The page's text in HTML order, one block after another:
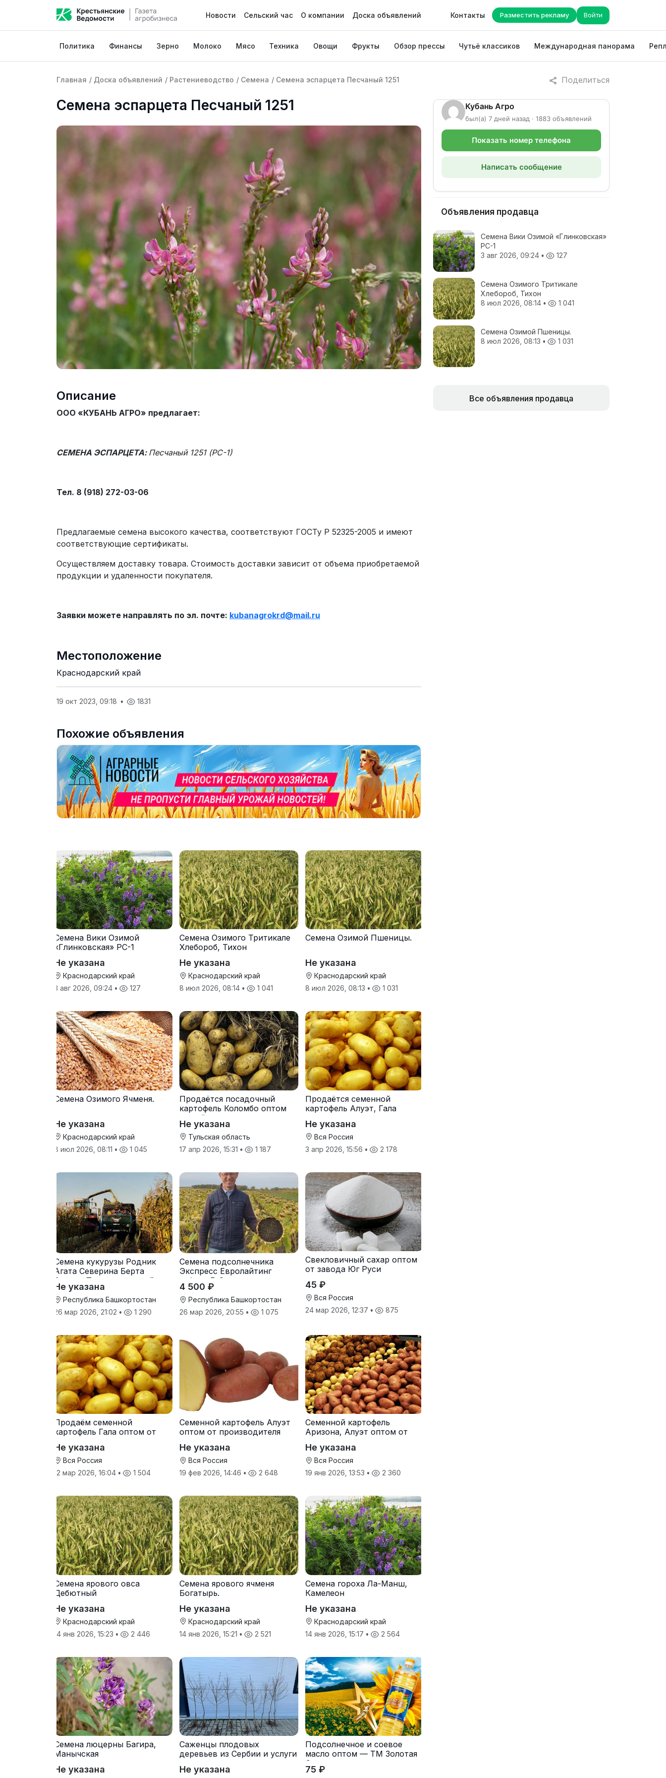
Новости Сельский час О компании Доска объявлений Контакты Разместить рекламу Войти
Политика Финансы Зерно Молоко Мясо Техника Овощи Фрукты Обзор прессы Чутьё классиков Международная панорама
Поделиться
Главная / Доска объявлений / Растениеводство / Семена / Семена эспарцета Песчаный 1251
Семена эспарцета Песчаный 1251
Описание
ООО «КУБАНЬ АГРО» предлагает:
СЕМЕНА ЭСПАРЦЕТА: Песчаный 1251 (РС-1)
Тел. 8 (918) 272-03-06
Предлагаемые семена высокого качества, соответствуют ГОСТу Р 52325-2005 и имеют
соответствующие сертификаты.
Осуществляем доставку товара. Стоимость доставки зависит от объема приобретаемой
продукции и удаленности покупателя.
Заявки можете направлять по эл. почте: kubanagrokrd@mail.ru
Местоположение
Краснодарский край
19 окт 2023, 09:18 • 1831
Похожие объявления
Семена Вики Озимой
«Глинковская» РС-1
Не указана
Краснодарский край
3 авг 2026, 09:24 • 127
Семена Озимого Тритикале
Хлебороб, Тихон
Не указана
Краснодарский край
8 июл 2026, 08:14 • 1 041
Семена Озимой Пшеницы.
Не указана
Краснодарский край
8 июл 2026, 08:13 • 1 031
Семена Озимого Ячменя.
Не указана
Краснодарский край
8 июл 2026, 08:11 • 1 045
Продаётся посадочный
картофель Коломбо оптом
от трёх тонн
Не указана
Тульская область
17 апр 2026, 15:31 • 1 187
Продаётся семенной
картофель Алуэт, Гала
Не указана
Вся Россия
3 апр 2026, 15:56 • 2 178
Семена кукурузы Родник
Агата Северина Берта
Вилора Прохладненский
Дарина Росс Машук
Катерина
Не указана
Республика Башкортостан
26 мар 2026, 21:02 • 1 290
Семена подсолнечника
Экспресс Евролайтинг
гибрид F-G+
4 500 ₽
Республика Башкортостан
26 мар 2026, 20:55 • 1 075
Свекловичный сахар оптом
от завода Юг Руси
45 ₽
Вся Россия
24 мар 2026, 12:37 • 875
Продаём семенной
картофель Гала оптом от
Не указана
Вся Россия
12 мар 2026, 16:04 • 1 504
Семенной картофель Алуэт
оптом от производителя
Не указана
Вся Россия
19 фев 2026, 14:46 • 2 648
Семенной картофель
Аризона, Алуэт оптом от
Не указана
Вся Россия
19 янв 2026, 13:53 • 2 360
Семена ярового овса
Дебютный
Не указана
Краснодарский край
14 янв 2026, 15:23 • 2 446
Семена ярового ячменя
Богатырь.
Не указана
Краснодарский край
14 янв 2026, 15:21 • 2 521
Семена гороха Ла-Манш,
Камелеон
Не указана
Краснодарский край
14 янв 2026, 15:17 • 2 564
Семена люцерны Багира,
Манычская
Не указана
Саженцы плодовых
деревьев из Сербии и услуги
Не указана
Подсолнечное и соевое
масло оптом — ТМ Золотая
Семечка
75 ₽
Кубань Агро
был(а) 7 дней назад · 1883 объявлений
Показать номер телефона
Написать сообщение
Объявления продавца
Семена Вики Озимой «Глинковская»
РС-1
3 авг 2026, 09:24 • 127
Семена Озимого Тритикале
Хлебороб, Тихон
8 июл 2026, 08:14 • 1 041
Семена Озимой Пшеницы.
8 июл 2026, 08:13 • 1 031
Все объявления продавца